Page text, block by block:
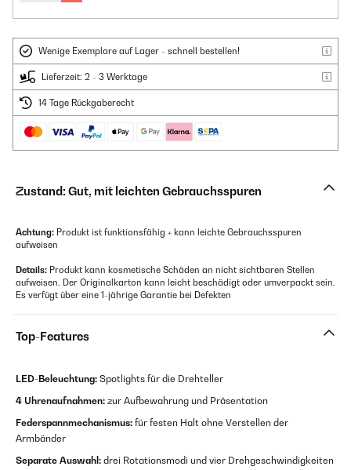
Wenige Exemplare auf Lager - schnell bestellen!
Lieferzeit: 2 - 3 Werktage
14 Tage Rückgaberecht
Zustand: Gut, mit leichten Gebrauchsspuren
Achtung: Produkt ist funktionsfähig + kann leichte Gebrauchsspuren
aufweisen
Details: Produkt kann kosmetische Schäden an nicht sichtbaren Stellen
aufweisen. Der Originalkarton kann leicht beschädigt oder umverpackt sein.
Es verfügt über eine 1-jährige Garantie bei Defekten
Top-Features
LED-Beleuchtung: Spotlights für die Drehteller
4 Uhrenaufnahmen: zur Aufbewahrung und Präsentation
Federspannmechanismus: für festen Halt ohne Verstellen der
Armbänder
Separate Auswahl: drei Rotationsmodi und vier Drehgeschwindigkeiten